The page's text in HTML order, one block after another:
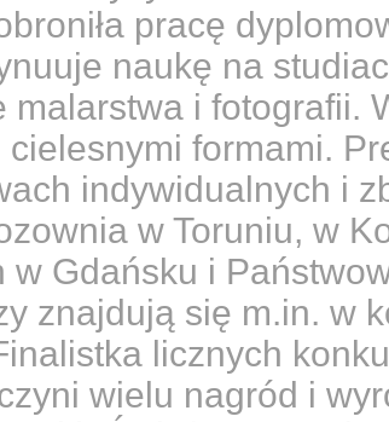
pracę
naukę na
malarstwa i fotografii.
formami.
indywidualnych i
w Toruniu, w
w Gdańsku i
znajdują się m.in. w
licznych
wielu nagród i